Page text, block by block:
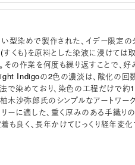
型染めで製作された、イデー限定の
すくも)を原料とした染液に浸けては
その作業を何度も繰り返すことで、好
Indigoの2色の濃淡は、酸化の回
で染めており、染色の工程だけで約1
木沙弥郎氏のシンプルなアートワー
ーに適した、重く厚みのある手織りの
も良く、長年かけてじっくり経年変